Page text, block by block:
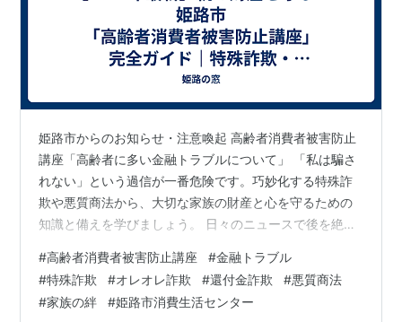
姫路市からのお知らせ・注意喚起 高齢者消費者被害防止
講座「高齢者に多い金融トラブルについて」 「私は騙さ
れない」という過信が一番危険です。巧妙化する特殊詐
欺や悪質商法から、大切な家族の財産と心を守るための
知識と備えを学びましょう。 日々のニュースで後を絶た
う側の出来事だと思っていませんか？実は、私たちが暮
らすここ姫路市においても、多くの高齢者が巧妙な手口
によって大切な財産を奪われる痛ましい事件が継続して
#高齢者消費者被害防止講座 #金融トラブル
#特殊詐欺 #オレオレ詐欺 #還付金詐欺 #悪質商法
#家族の絆 #姫路市消費生活センター